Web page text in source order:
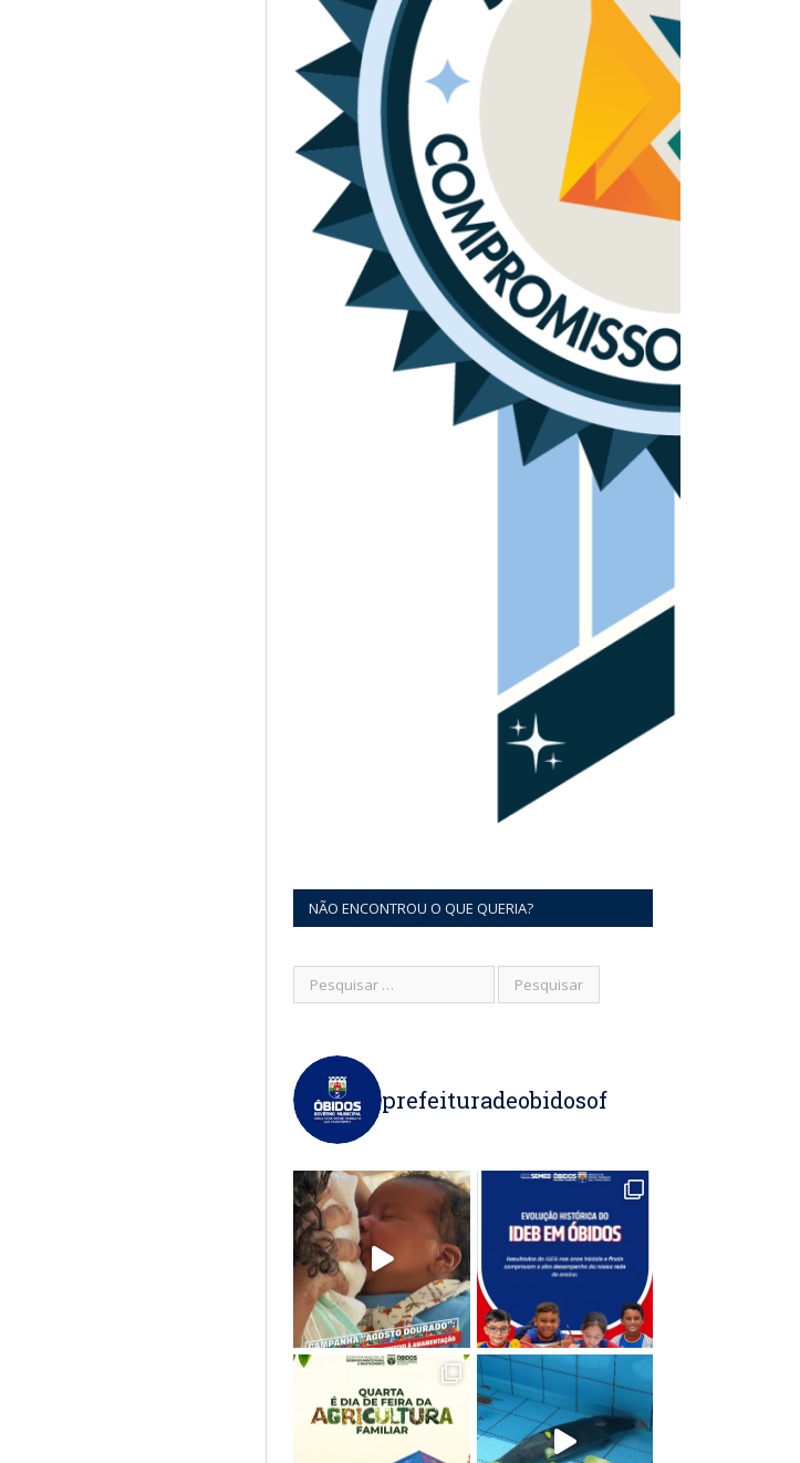
NÃO ENCONTROU O QUE QUERIA?
prefeituradeobidosof